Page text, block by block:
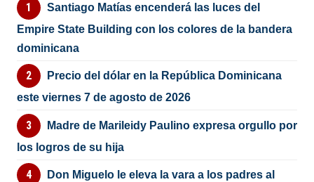
Santiago Matías encenderá las luces del
Empire State Building con los colores de la bandera
dominicana
Precio del dólar en la República Dominicana
este viernes 7 de agosto de 2026
Madre de Marileidy Paulino expresa orgullo por
los logros de su hija
Don Miguelo le eleva la vara a los padres al